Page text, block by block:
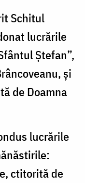
Schitul
lucrările
Ştefan”,
și
de Doamna
lucrările
ctitorită de